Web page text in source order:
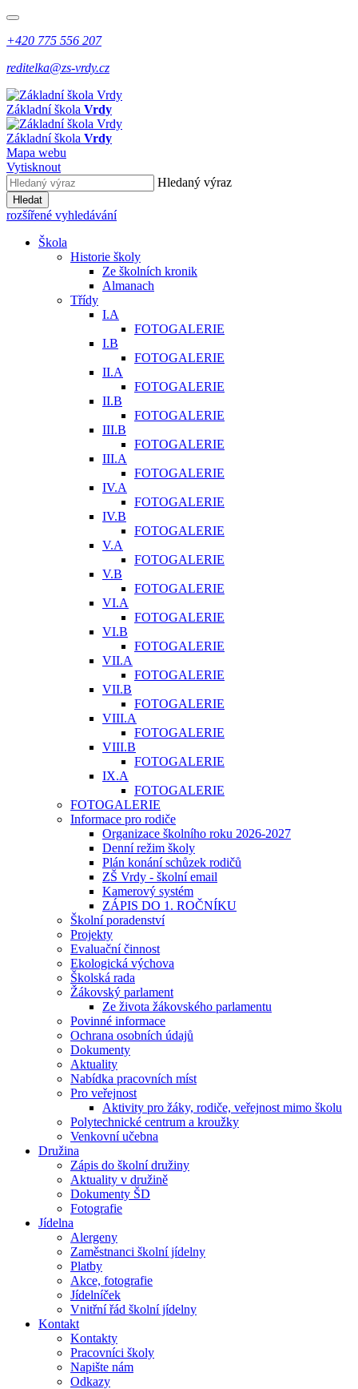
+420 775 556 207
reditelka@zs-vrdy.cz
Základní škola Vrdy
Základní škola Vrdy
Mapa webu
Vytisknout
Hledaný výraz
Hledat
rozšířené vyhledávání
Škola
Historie školy
Ze školních kronik
Almanach
Třídy
I.A
FOTOGALERIE
I.B
FOTOGALERIE
II.A
FOTOGALERIE
II.B
FOTOGALERIE
III.B
FOTOGALERIE
III.A
FOTOGALERIE
IV.A
FOTOGALERIE
IV.B
FOTOGALERIE
V.A
FOTOGALERIE
V.B
FOTOGALERIE
VI.A
FOTOGALERIE
VI.B
FOTOGALERIE
VII.A
FOTOGALERIE
VII.B
FOTOGALERIE
VIII.A
FOTOGALERIE
VIII.B
FOTOGALERIE
IX.A
FOTOGALERIE
FOTOGALERIE
Informace pro rodiče
Organizace školního roku 2026-2027
Denní režim školy
Plán konání schůzek rodičů
ZŠ Vrdy - školní email
Kamerový systém
ZÁPIS DO 1. ROČNÍKU
Školní poradenství
Projekty
Evaluační činnost
Ekologická výchova
Školská rada
Žákovský parlament
Ze života žákovského parlamentu
Povinné informace
Ochrana osobních údajů
Dokumenty
Aktuality
Nabídka pracovních míst
Pro veřejnost
Aktivity pro žáky, rodiče, veřejnost mimo školu
Polytechnické centrum a kroužky
Venkovní učebna
Družina
Zápis do školní družiny
Aktuality v družině
Dokumenty ŠD
Fotografie
Jídelna
Alergeny
Zaměstnanci školní jídelny
Platby
Akce, fotografie
Jídelníček
Vnitřní řád školní jídelny
Kontakt
Kontakty
Pracovníci školy
Napište nám
Odkazy